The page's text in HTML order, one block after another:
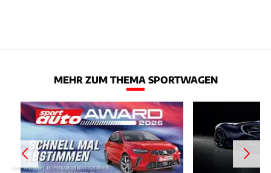
MEHR ZUM THEMA SPORTWAGEN